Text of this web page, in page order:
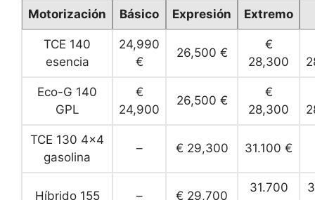
Motorización Básico Expresión Extremo
TCE 140
esencia
24,990
€
26,500 €
€
28,300
Eco-G 140
GPL
€
24,900
26,500 €
€
28,300
TCE 130 4×4
gasolina
– € 29,300 31.100 €
Híbrido 155 – € 29,700
31.700